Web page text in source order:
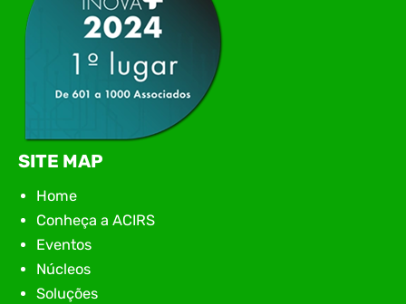
SITE MAP
Home
Conheça a ACIRS
Eventos
Núcleos
Soluções